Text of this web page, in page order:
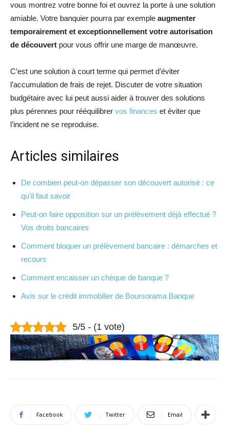
vous montrez votre bonne foi et ouvrez la porte à une solution
amiable. Votre banquier pourra par exemple augmenter
temporairement et exceptionnellement votre autorisation
de découvert pour vous offrir une marge de manœuvre.
C’est une solution à court terme qui permet d’éviter
l’accumulation de frais de rejet. Discuter de votre situation
budgétaire avec lui peut aussi aider à trouver des solutions
plus pérennes pour rééquilibrer vos finances et éviter que
l’incident ne se reproduise.
Articles similaires
De combien peut-on dépasser son découvert autorisé : ce
qu’il faut savoir
Peut-on faire opposition sur un prélèvement déjà effectué ?
Vos droits bancaires
Comment bloquer un prélèvement bancaire : démarches et
recours
Comment encaisser un chèque de banque ?
Avis sur le crédit immobilier de Boursorama Banque
5/5 - (1 vote)
Facebook Twitter Email